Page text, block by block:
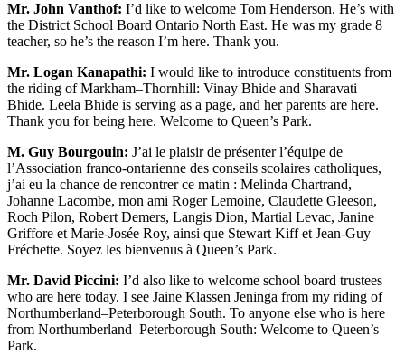
Mr. John Vanthof: I’d like to welcome Tom Henderson. He’s with
the District School Board Ontario North East. He was my grade 8
teacher, so he’s the reason I’m here. Thank you.
Mr. Logan Kanapathi: I would like to introduce constituents from
the riding of Markham–Thornhill: Vinay Bhide and Sharavati
Bhide. Leela Bhide is serving as a page, and her parents are here.
Thank you for being here. Welcome to Queen’s Park.
M. Guy Bourgouin: J’ai le plaisir de présenter l’équipe de
l’Association franco-ontarienne des conseils scolaires catholiques,
j’ai eu la chance de rencontrer ce matin : Melinda Chartrand,
Johanne Lacombe, mon ami Roger Lemoine, Claudette Gleeson,
Roch Pilon, Robert Demers, Langis Dion, Martial Levac, Janine
Griffore et Marie-Josée Roy, ainsi que Stewart Kiff et Jean-Guy
Fréchette. Soyez les bienvenus à Queen’s Park.
Mr. David Piccini: I’d also like to welcome school board trustees
who are here today. I see Jaine Klassen Jeninga from my riding of
Northumberland–Peterborough South. To anyone else who is here
from Northumberland–Peterborough South: Welcome to Queen’s
Park.